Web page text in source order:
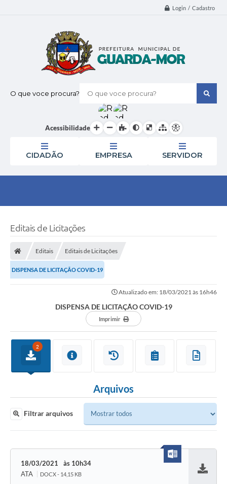
Login / Cadastro
O que voce procura?
Acessibilidade
CIDADÃO EMPRESA SERVIDOR
Editais de Licitações
Editais Editais de Licitações
DISPENSA DE LICITAÇÃO COVID-19
Atualizado em: 18/03/2021 às 16h46
DISPENSA DE LICITAÇÃO COVID-19
Imprimir
2
Arquivos
Filtrar arquivos
18/03/2021
10h34
ATA
DOCX - 14,15 KB